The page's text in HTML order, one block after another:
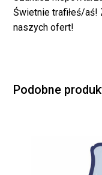
Świetnie trafiłeś/aś!
naszych ofert!
Podobne